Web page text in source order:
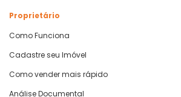
Proprietário
Como Funciona
Cadastre seu Imóvel
Como vender mais rápido
Análise Documental